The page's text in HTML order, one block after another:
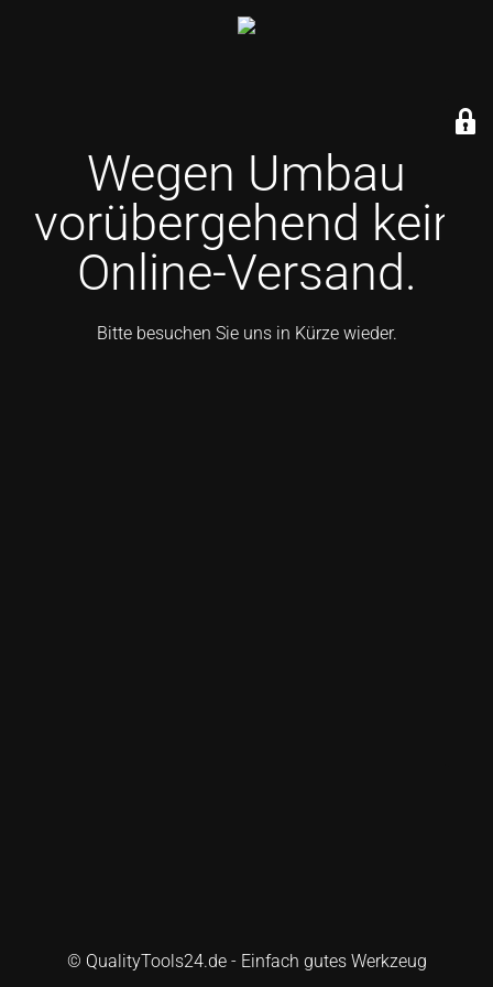
Wegen Umbau
vorübergehend kein
Online-Versand.
Bitte besuchen Sie uns in Kürze wieder.
© QualityTools24.de - Einfach gutes Werkzeug